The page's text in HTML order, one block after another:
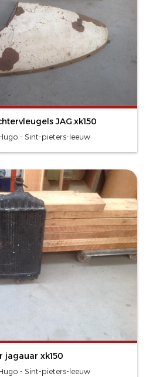
JAG.xk150
- Sint-pieters-leeuw
jagauar xk150
- Sint-pieters-leeuw